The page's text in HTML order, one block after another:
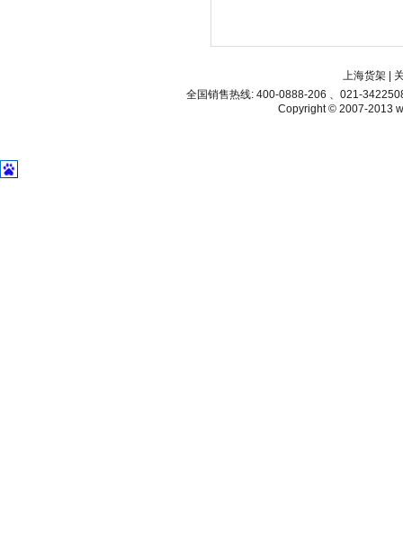
上海货架|
全国销售热线: 400-0888-206 、021-
Copyright © 2007-2013